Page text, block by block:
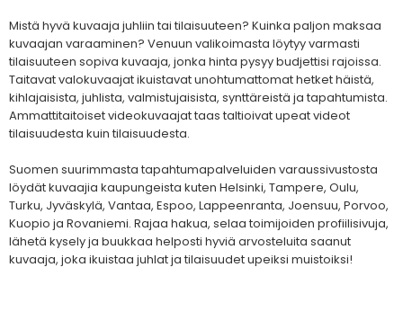
Mistä hyvä kuvaaja juhliin tai tilaisuuteen? Kuinka paljon maksaa
kuvaajan varaaminen? Venuun valikoimasta löytyy varmasti
tilaisuuteen sopiva kuvaaja, jonka hinta pysyy budjettisi rajoissa.
Taitavat valokuvaajat ikuistavat unohtumattomat hetket häistä,
kihlajaisista, juhlista, valmistujaisista, synttäreistä ja tapahtumista.
Ammattitaitoiset videokuvaajat taas taltioivat upeat videot
tilaisuudesta kuin tilaisuudesta.
Suomen suurimmasta tapahtumapalveluiden varaussivustosta
löydät kuvaajia kaupungeista kuten Helsinki, Tampere, Oulu,
Turku, Jyväskylä, Vantaa, Espoo, Lappeenranta, Joensuu, Porvoo,
Kuopio ja Rovaniemi. Rajaa hakua, selaa toimijoiden profiilisivuja,
lähetä kysely ja buukkaa helposti hyviä arvosteluita saanut
kuvaaja, joka ikuistaa juhlat ja tilaisuudet upeiksi muistoiksi!